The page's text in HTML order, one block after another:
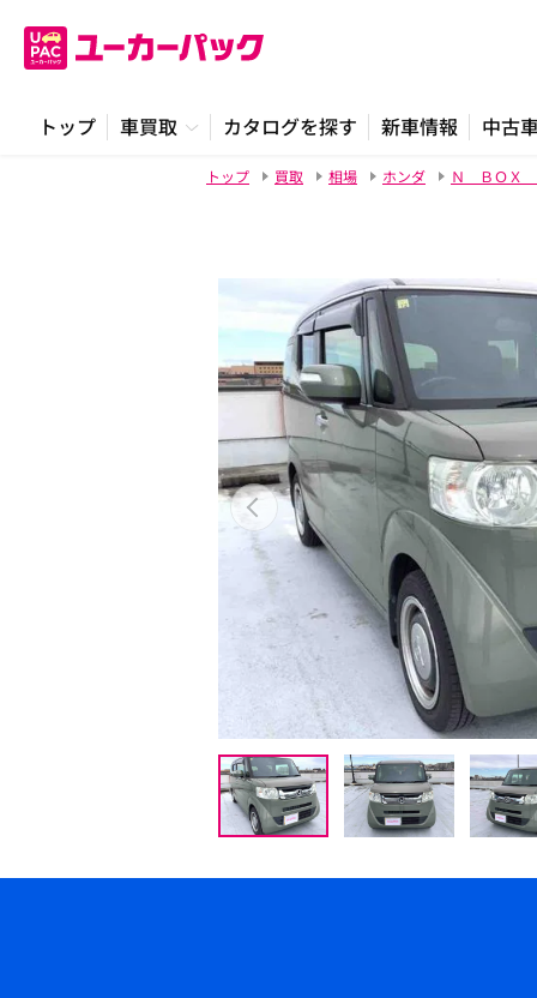
トップ 車買取 カタログを探す 新車情報 中古
トップ 買取 相場 ホンダ Ｎ ＢＯＸ